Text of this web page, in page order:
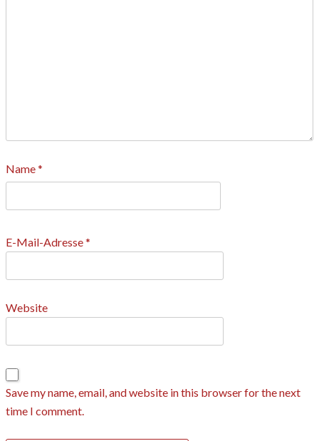
Name*
E-Mail-Adresse*
Website
Save my name, email, and website in this browser for the next
time I comment.